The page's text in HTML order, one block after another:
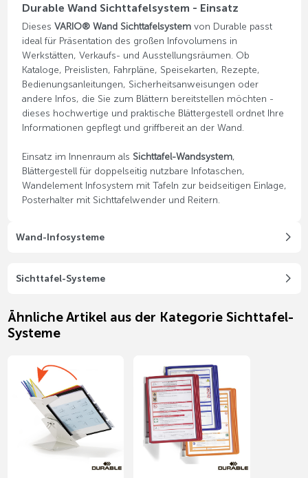
Durable Wand Sichttafelsystem - Einsatz
Dieses VARIO® Wand Sichttafelsystemvon Durable passt
ideal für Präsentation des großen Infovolumens in
Werkstätten, Verkaufs- und Ausstellungsräumen. Ob
Kataloge, Preislisten, Fahrpläne, Speisekarten, Rezepte,
Bedienungsanleitungen, Sicherheitsanweisungen oder
andere Infos, die Sie zum Blättern bereitstellen möchten -
dieses hochwertige und praktische Blättergestell ordnet Ihre
Informationen gepflegt und griffbereit an der Wand.
Einsatz im Innenraum als Sichttafel-Wandsystem,
Blättergestell für doppelseitig nutzbare Infotaschen,
Wandelement Infosystem mit Tafeln zur beidseitigen Einlage,
Posterhalter mit Sichttafelwender und Reitern.
Wand-Infosysteme
Sichttafel-Systeme
Ähnliche Artikel aus der Kategorie Sichttafel-
Systeme